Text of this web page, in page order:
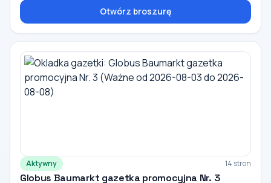
Otwórz broszurę
Aktywny 14 stron
Globus Baumarkt gazetka promocyjna Nr. 3